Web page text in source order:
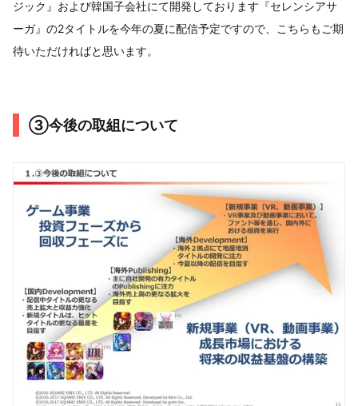
ジック』および韓国子会社にて開発しております『セレンシアサ
ーガ』の2タイトルを今年の夏に配信予定ですので、こちらもご期
待いただければと思います。
③今後の取組について